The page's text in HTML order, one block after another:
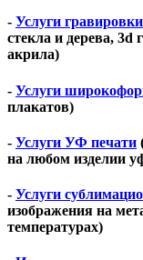
- Услуги гравировки
стекла и дерева, 3d
акрила)
- Услуги
плакатов)
- Услуги УФ печати
на любом изделии
- Услуги
изображения на
температурах)